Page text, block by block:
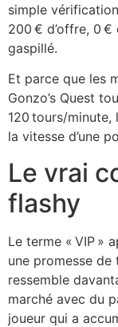
simple
200 € d’offre, 0
gaspillé.
Et parce que les
Gonzo’s Quest
120 tours/
la vitesse d’une
Le vrai
flashy
Le terme « VIP »
une promesse
ressemble
marché avec du
joueur qui a